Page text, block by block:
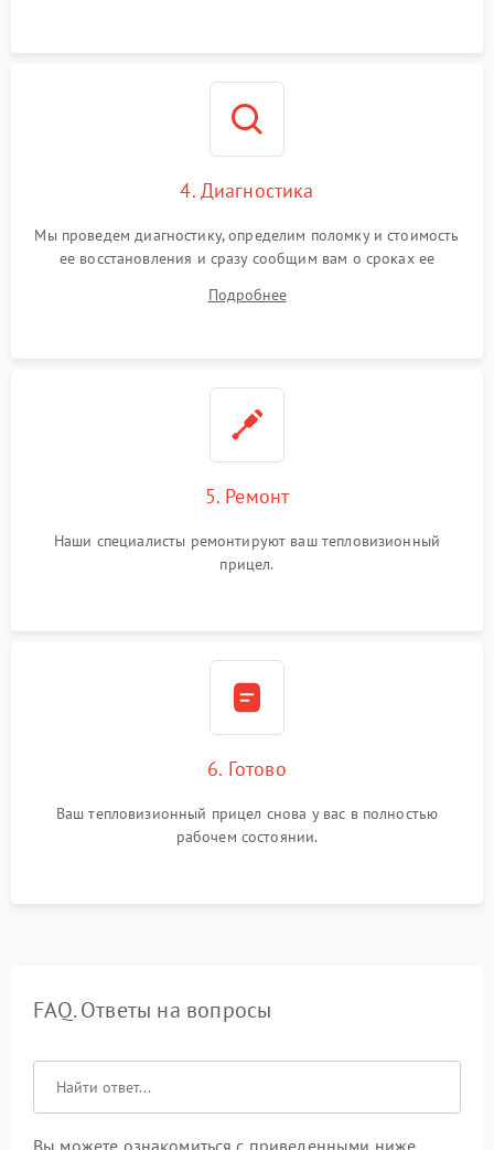
4. Диагностика
Мы проведем диагностику, определим поломку и стоимость
ее восстановления и сразу сообщим вам о сроках ее
Подробнее
5. Ремонт
Наши специалисты ремонтируют ваш тепловизионный
прицел.
6. Готово
Ваш тепловизионный прицел снова у вас в полностью
рабочем состоянии.
FAQ. Ответы на вопросы
Вы можете ознакомиться с приведенными ниже